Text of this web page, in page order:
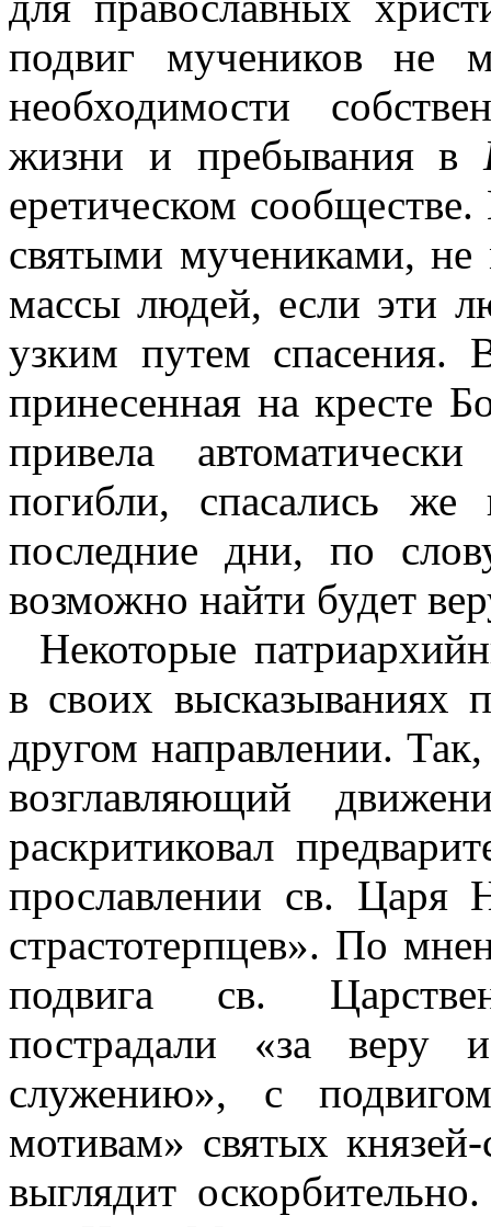
подвиг мучеников не
необходимости
жизни и пребывания в
еретическом
святыми мучениками, не
массы людей, если эти
узким путем спасения.
принесенная на кресте
привела
погибли, спасались
последние дни, по
возможно найти будет
Некоторые
в своих высказываниях
другом направлении.
возглавляющий
раскритиковал
прославлении св. Царя
страстотерпцев». По
подвига св.
пострадали «за веру
служению», с
мотивам» святых
выглядит